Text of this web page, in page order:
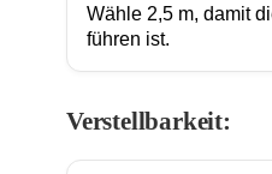
Wähle 2,5 m, damit
führen ist.
Verstellbarkeit: